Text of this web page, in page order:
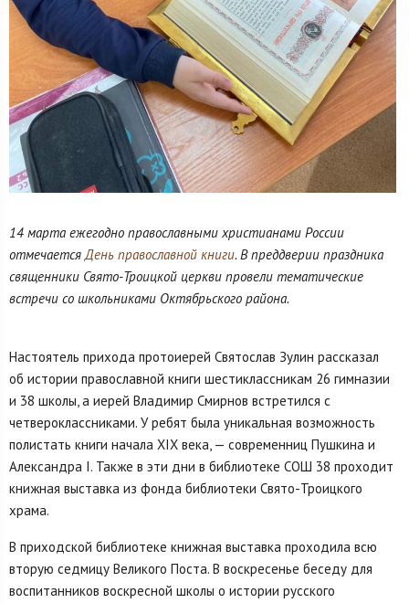
14 марта ежегодно православными христианами России
отмечаетсяДень православной книги. В преддверии праздника
священники Свято-Троицкой церкви провели тематические
встречи со школьниками Октябрьского района.
Настоятель прихода протоиерей Святослав Зулин рассказал
об истории православной книги шестиклассникам 26 гимназии
и 38 школы, а иерей Владимир Смирнов встретился с
четвероклассниками. У ребят была уникальная возможность
полистать книги начала XIX века, — современниц Пушкина и
Александра I. Также в эти дни в библиотеке СОШ 38 проходит
книжная выставка из фонда библиотеки Свято-Троицкого
храма.
В приходской библиотеке книжная выставка проходила всю
вторую седмицу Великого Поста. В воскресенье беседу для
воспитанников воскресной школы о истории русского